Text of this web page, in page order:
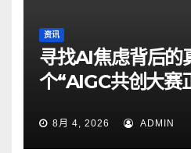
资讯
寻找AI焦虑背后的
个“AIGC共创大赛
8月 4, 2026 ADMIN